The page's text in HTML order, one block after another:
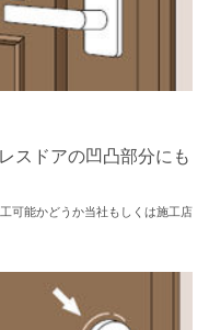
スドアの凹凸部分にも
可能かどうか当社もしくは施工店